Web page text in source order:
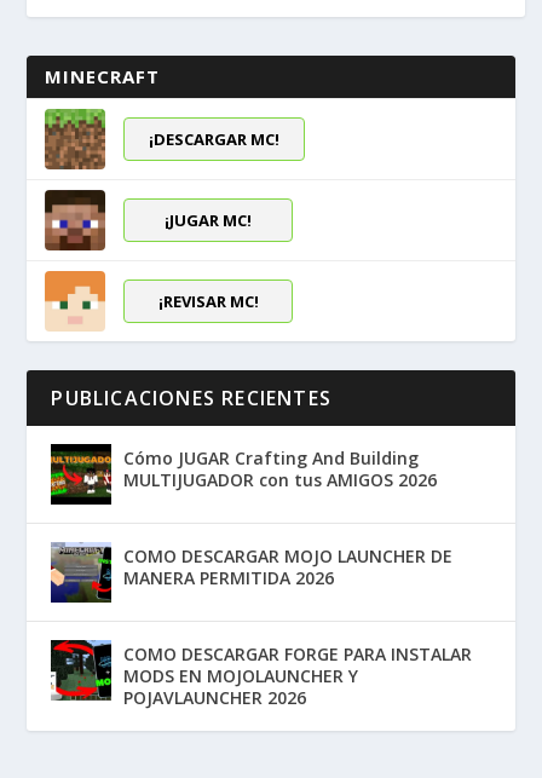
MINECRAFT
¡DESCARGAR MC!
¡JUGAR MC!
¡REVISAR MC!
PUBLICACIONES RECIENTES
Cómo JUGAR Crafting And Building
MULTIJUGADOR con tus AMIGOS 2026
COMO DESCARGAR MOJO LAUNCHER DE
MANERA PERMITIDA 2026
COMO DESCARGAR FORGE PARA INSTALAR
MODS EN MOJOLAUNCHER Y
POJAVLAUNCHER 2026